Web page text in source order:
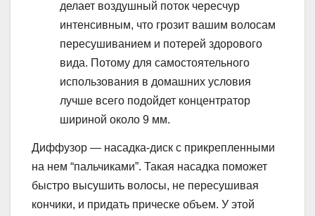
делает воздушный поток чересчур
интенсивным, что грозит вашим волосам
пересушиванием и потерей здорового
вида. Потому для самостоятельного
использования в домашних условия
лучше всего подойдет концентратор
шириной около 9 мм.
Диффузор — насадка-диск с прикрепленными
на нем “пальчиками”. Такая насадка поможет
быстро высушить волосы, не пересушивая
кончики, и придать прическе объем. У этой